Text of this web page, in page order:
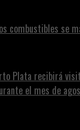
combustibles se
Plata recibirá
el mes de